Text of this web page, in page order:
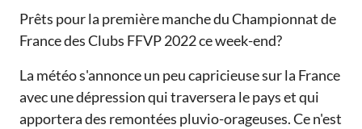
Prêts pour la première manche du Championnat de
France des Clubs FFVP 2022 ce week-end?
La météo s'annonce un peu capricieuse sur la France
avec une dépression qui traversera le pays et qui
apportera des remontées pluvio-orageuses. Ce n'est